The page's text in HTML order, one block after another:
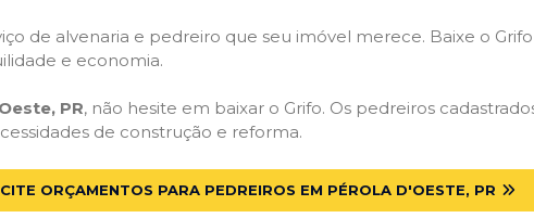
de alvenaria e pedreiro que seu imóvel merece. Baixe o
e economia.
PR, não hesite em baixar o Grifo. Os pedreiros
de construção e reforma.
ORÇAMENTOS PARA PEDREIROS EM PÉROLA D'OESTE, PR